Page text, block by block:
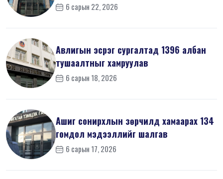
6 сарын 22, 2026
Авлигын эсрэг сургалтад 1396 албан
тушаалтныг хамруулав
6 сарын 18, 2026
Ашиг сонирхлын зөрчилд хамаарах 134
гомдол мэдээллийг шалгав
6 сарын 17, 2026